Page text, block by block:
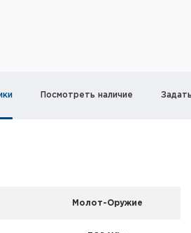
оружия
и сейфы
Посмотреть наличие
Молот-Оружие